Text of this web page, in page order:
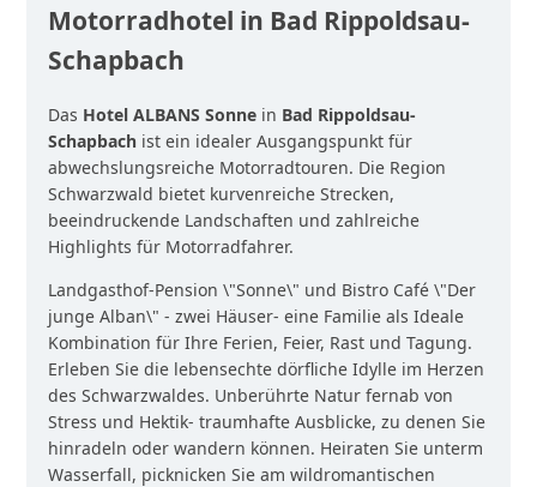
Motorradhotel in Bad Rippoldsau-
Schapbach
Das Hotel ALBANS Sonne in Bad Rippoldsau-
Schapbach ist ein idealer Ausgangspunkt für
abwechslungsreiche Motorradtouren. Die Region
Schwarzwald bietet kurvenreiche Strecken,
beeindruckende Landschaften und zahlreiche
Highlights für Motorradfahrer.
Landgasthof-Pension \"Sonne\" und Bistro Café \"Der
junge Alban\" - zwei Häuser- eine Familie als Ideale
Kombination für Ihre Ferien, Feier, Rast und Tagung.
Erleben Sie die lebensechte dörfliche Idylle im Herzen
des Schwarzwaldes. Unberührte Natur fernab von
Stress und Hektik- traumhafte Ausblicke, zu denen Sie
hinradeln oder wandern können. Heiraten Sie unterm
Wasserfall, picknicken Sie am wildromantischen